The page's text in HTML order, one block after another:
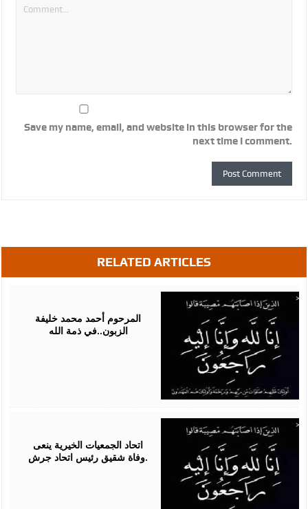
Save my name, email, and website in this browser for the
next time I comment.
RELATED ARTICLES
المرحوم أحمد محمد خليفة
الزبون..في ذمة الله
اتحاد الجمعيات الخيرية ينعى
وفاة شقيق رئيس اتحاد جرش.